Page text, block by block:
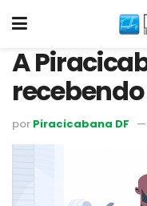
A
por Piracicabana DF